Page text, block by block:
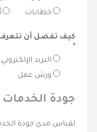
خطابات
كيف تفضل أن تتعرف
*
البريد الإلكتروني
ورش عمل
جودة الخدمات
لقياس مدى جودة